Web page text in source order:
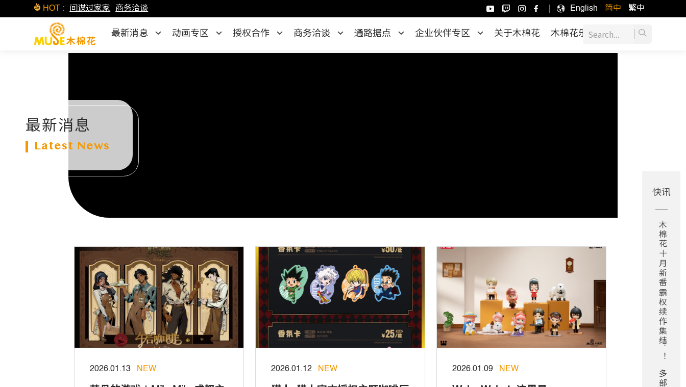
HOT : 间谍过家家 商务洽谈 English 简中 繁中
最新消息 动画专区 授权合作 商务洽谈 通路据点 企业伙伴专区 关于木棉花 木棉花乐园
最新消息
Latest News
2026.01.13 NEW 2026.01.12 NEW 2026.01.09 NEW
快讯